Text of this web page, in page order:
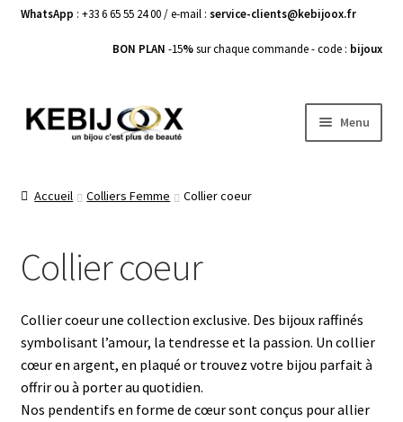
WhatsApp : +33 6 65 55 24 00 / e-mail : service-clients@kebijoox.fr
BON PLAN -15%sur chaque commande - code : bijoux
Aller
à
Aller
au
Menu
Bracelets Femme
Colliers Femme
Pendentifs
Mon compte
Accueil Colliers Femme Collier coeur
Collier coeur
Collier coeur une collection exclusive. Des bijoux raffinés
symbolisant l’amour, la tendresse et la passion. Un collier
cœur en argent, en plaqué or trouvez votre bijou parfait à
offrir ou à porter au quotidien.
Nos pendentifs en forme de cœur sont conçus pour allier